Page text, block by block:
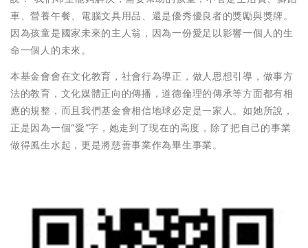
車、營養午餐、電腦文具用品、還是優秀優良者的獎勵與獎牌。
因為孩童是國家未來的主人翁，因為一份愛足以影響一個人的生
命一個人的未來。
本基金會會在文化教育，社會行為導正，做人思想引導，做事方
法的教育，文化媒體正向的傳播，道德倫理的傳承等方面都有相
應的規整，而且我們基金會相信地球必定是一家人。如她所說，
正是因為一個“愛”字，她走到了現在的高度，除了把自己的事業
做得風生水起，更是將慈善事業作為畢生事業。